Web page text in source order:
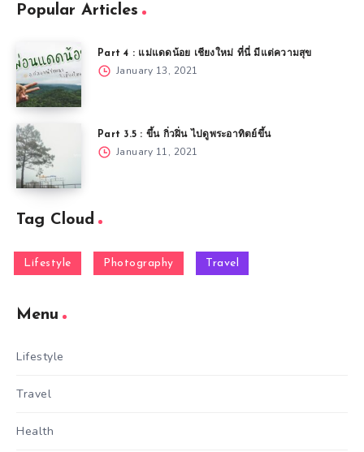
Popular Articles
Part 4 : แม่แดดน้อย เชียงใหม่ ที่นี่ มีแต่ความสุข
January 13, 2021
Part 3.5 : ขึ้น กิ่วฝิ่น ไปดูพระอาทิตย์ขึ้น
January 11, 2021
Tag Cloud
Lifestyle Photography Travel
Menu
Lifestyle
Travel
Health